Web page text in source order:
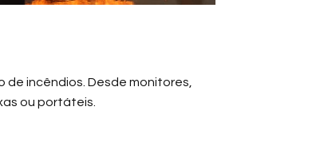
incêndios. Desde monitores,
ou portáteis.